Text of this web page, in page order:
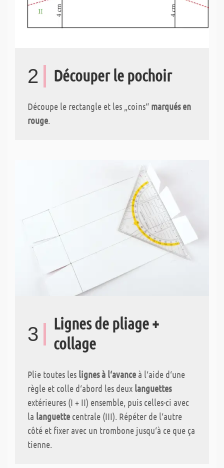
2 Découper le pochoir
Découpe le rectangle et les „coins“ marqués en
rouge.
3
Lignes de pliage +
collage
Plie toutes les lignes à l‘avanceà l‘aide d‘une
règle et colle d‘abord les deux languettes
extérieures (I + II) ensemble, puis celles-ci avec
la languette centrale (III). Répéter de l‘autre
côté et fixer avec un trombone jusqu‘à ce que ça
tienne.